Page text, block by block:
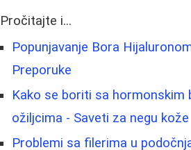
Pročitajte i...
Popunjavanje Bora
Preporuke
Kako se boriti sa hormonskim
ožiljcima - Saveti za negu kože
Problemi sa filerima u